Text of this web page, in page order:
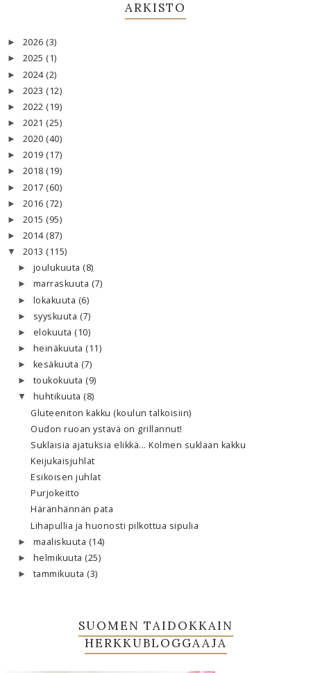
ARKISTO
► 2026 (3)
► 2025 (1)
► 2024 (2)
► 2023 (12)
► 2022 (19)
► 2021 (25)
► 2020 (40)
► 2019 (17)
► 2018 (19)
► 2017 (60)
► 2016 (72)
► 2015 (95)
► 2014 (87)
▼ 2013 (115)
► joulukuuta (8)
► marraskuuta (7)
► lokakuuta (6)
► syyskuuta (7)
► elokuuta (10)
► heinäkuuta (11)
► kesäkuuta (7)
► toukokuuta (9)
▼ huhtikuuta (8)
Gluteeniton kakku (koulun talkoisiin)
Oudon ruoan ystävä on grillannut!
Suklaisia ajatuksia elikkä... Kolmen suklaan kakku
Keijukaisjuhlat
Esikoisen juhlat
Purjokeitto
Häränhännän pata
Lihapullia ja huonosti pilkottua sipulia
► maaliskuuta (14)
► helmikuuta (25)
► tammikuuta (3)
SUOMEN TAIDOKKAIN
HERKKUBLOGGAAJA